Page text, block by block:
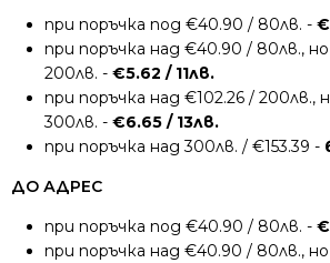
при поръчка под €40.90 / 80лв. -
при поръчка над €40.90 / 80лв.,
200лв. - €5.62 / 11лв.
при поръчка над €102.26 / 200лв.,
300лв. - €6.65 / 13лв.
при поръчка над 300лв. / €153.39 -
ДО АДРЕС
при поръчка под €40.90 / 80лв. -
при поръчка над €40.90 / 80лв.,